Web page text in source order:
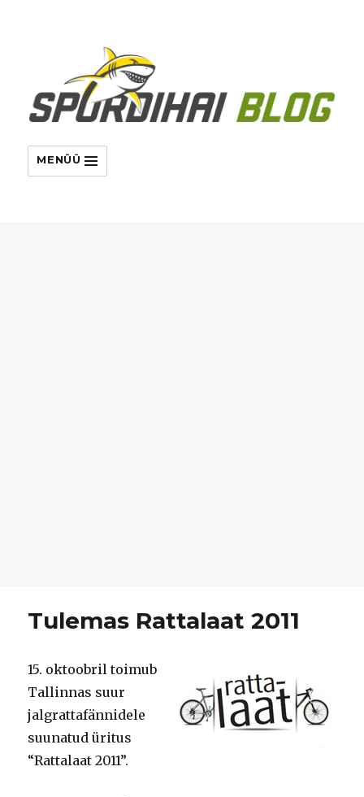
MENÜÜ
Tulemas Rattalaat 2011
15. oktoobril toimub
Tallinnas suur
jalgrattafännidele
suunatud üritus
“Rattalaat 2011”.